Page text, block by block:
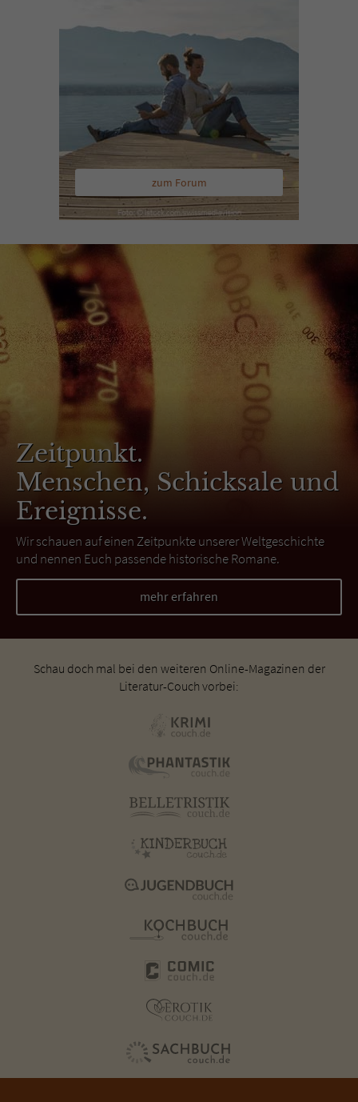
zum Forum
Zeitpunkt.
Menschen, Schicksale und
Ereignisse.
Wir schauen auf einen Zeitpunkte unserer Weltgeschichte
und nennen Euch passende historische Romane.
mehr erfahren
Schau doch mal bei den weiteren Online-Magazinen der
Literatur-Couch vorbei: